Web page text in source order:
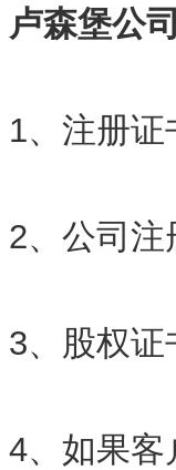
卢森堡公司
1、注册证
2、公司注
3、股权证
4、如果客